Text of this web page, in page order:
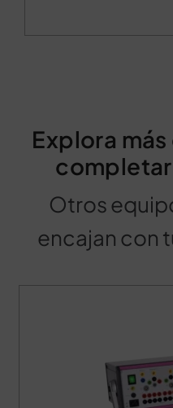
Explora
Otros
encajan con